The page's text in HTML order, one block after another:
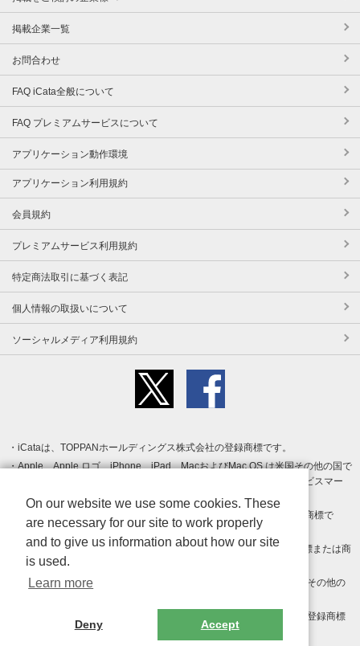
掲載企業一覧
お問合わせ
FAQ iCata全般について
FAQ プレミアムサービスについて
アプリケーション動作環境
アプリケーション利用規約
会員規約
プレミアムサービス利用規約
特定商法取引に基づく表記
個人情報の取扱いについて
ソーシャルメディア利用規約
iCataは、TOPPANホールディングス株式会社の登録商標です。
Apple、Apple ロゴ、iPhone、iPad、MacおよびMac OS は米国その他の国で
登録された Apple Inc. の商標です。App Store は Apple Inc. のサービスマー
クです。
Android、Google Play および Google Play ロゴ は Google LLC の商標で
す。
Windows は Microsoft Inc.の米国およびその他の国における登録商標または商
標です。
Adobe、Adobe Reader、Adobe PDF は、Adobe Inc.の米国およびその他の
その他、記載されている会社名、商品名、ロゴは各社の商標または登録商標
On our website we use some cookies. These
are necessary for our site to work properly
and to give us information about how our site
is used.
Learn more
Deny Accept